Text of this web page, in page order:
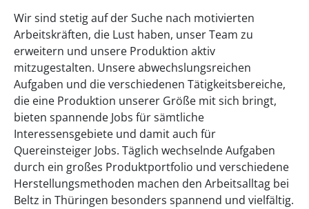
Wir sind stetig auf der Suche nach motivierten
Arbeitskräften, die Lust haben, unser Team zu
erweitern und unsere Produktion aktiv
mitzugestalten. Unsere abwechslungsreichen
Aufgaben und die verschiedenen Tätigkeitsbereiche,
die eine Produktion unserer Größe mit sich bringt,
bieten spannende Jobs für sämtliche
Interessensgebiete und damit auch für
Quereinsteiger Jobs. Täglich wechselnde Aufgaben
durch ein großes Produktportfolio und verschiedene
Herstellungsmethoden machen den Arbeitsalltag bei
Beltz in Thüringen besonders spannend und vielfältig.